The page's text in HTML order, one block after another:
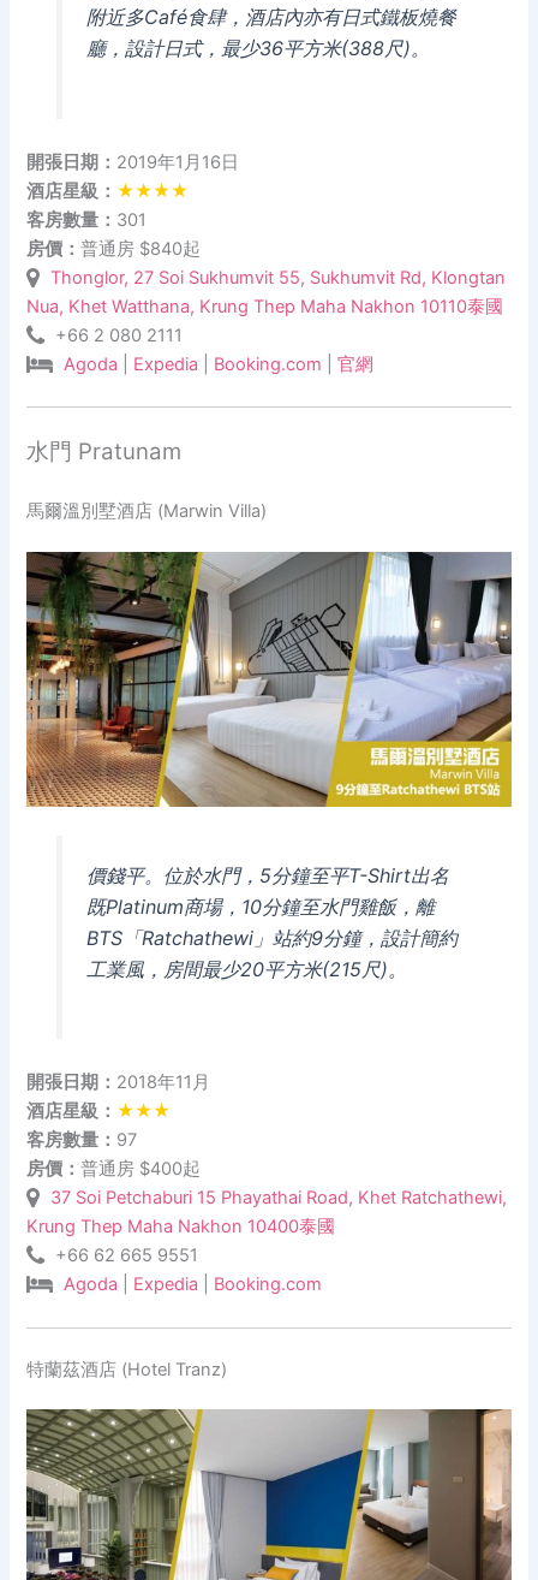
附近多Café食肆，酒店內亦有日式鐵板燒餐
廳，設計日式，最少36平方米(388尺)。
開張日期： 2019年1月16日
酒店星級： ★★★★
客房數量： 301
房價：普通房 $840起
Thonglor, 27 Soi Sukhumvit 55, Sukhumvit Rd, Klongtan
Nua, Khet Watthana, Krung Thep Maha Nakhon 10110泰國
+66 2 080 2111
Agoda
Expedia Booking.com |官網
水門 Pratunam
馬爾溫別墅酒店 (Marwin Villa)
價錢平。位於水門，5分鐘至平T-Shirt出名
既Platinum商場，10分鐘至水門雞飯，離
BTS「Ratchathewi」站約9分鐘，設計簡約
工業風，房間最少20平方米(215尺)。
開張日期： 2018年11月
酒店星級： ★★★
客房數量： 97
房價：普通房 $400起
37 Soi Petchaburi 15 Phayathai Road, Khet Ratchathewi,
Krung Thep Maha Nakhon 10400泰國
+66 62 665 9551
Agoda
Expedia Booking.com
特蘭茲酒店 (Hotel Tranz)